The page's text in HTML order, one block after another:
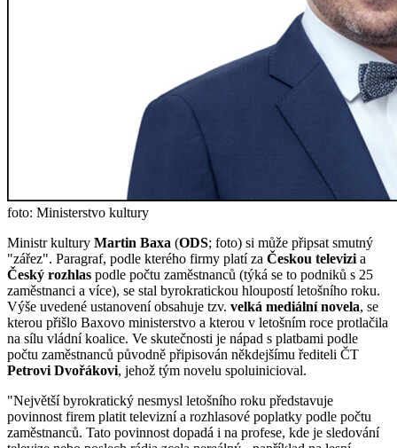
foto: Ministerstvo kultury
Ministr kultury Martin Baxa (ODS; foto) si může připsat smutný
"zářez". Paragraf, podle kterého firmy platí za Českou televizia
Český rozhlas podle počtu zaměstnanců (týká se to podniků s 25
zaměstnanci a více), se stal byrokratickou hloupostí letošního roku.
Výše uvedené ustanovení obsahuje tzv. velká mediální novela, se
kterou přišlo Baxovo ministerstvo a kterou v letošním roce protlačila
na sílu vládní koalice. Ve skutečnosti je nápad s platbami podle
počtu zaměstnanců původně připisován někdejšímu řediteli ČT
Petrovi Dvořákovi, jehož tým novelu spoluinicioval.
"Největší byrokratický nesmysl letošního roku představuje
povinnost firem platit televizní a rozhlasové poplatky podle počtu
zaměstnanců. Tato povinnost dopadá i na profese, kde je sledování